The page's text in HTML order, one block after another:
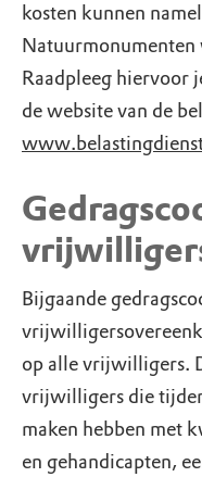
kosten kunnen
Natuurmonumenten
Raadpleeg hiervoor
de website van de
Bijgaande
op alle vrijwilligers.
vrijwilligers die
maken hebben met
en gehandicapten,